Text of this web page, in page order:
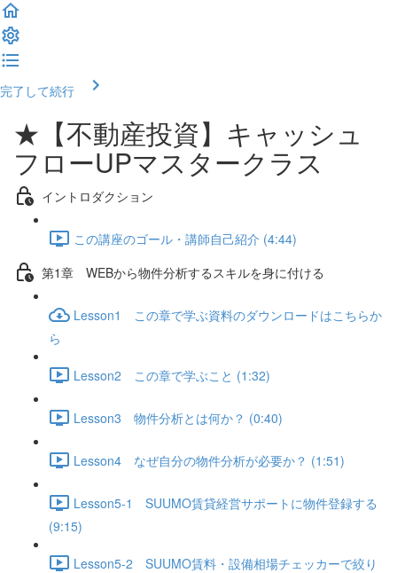
完了して続行
★【不動産投資】キャッシュ
フローUPマスタークラス
イントロダクション
この講座のゴール・講師自己紹介 (4:44)
第1章 WEBから物件分析するスキルを身に付ける
Lesson1 この章で学ぶ資料のダウンロードはこちらか
ら
Lesson2 この章で学ぶこと (1:32)
Lesson3 物件分析とは何か？ (0:40)
Lesson4 なぜ自分の物件分析が必要か？ (1:51)
Lesson5-1 SUUMO賃貸経営サポートに物件登録する
(9:15)
Lesson5-2 SUUMO賃料・設備相場チェッカーで絞り